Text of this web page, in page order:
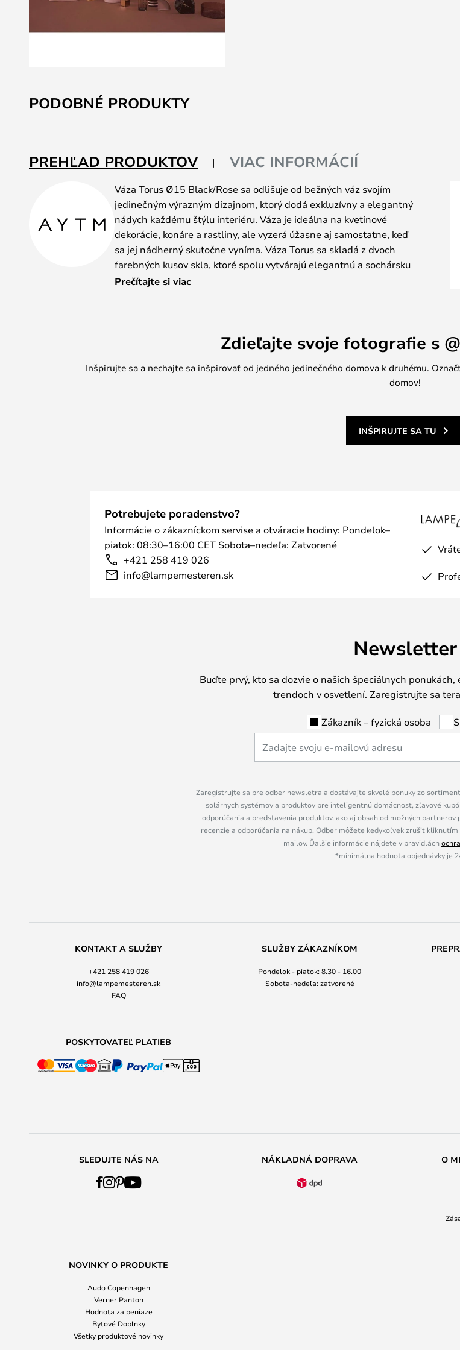
na
začiatok
PODOBNÉ PRODUKTY
PREHĽAD PRODUKTOV VIAC INFORMÁCIÍ
Váza Torus Ø15 Black/Rose sa odlišuje od bežných váz svojím
jedinečným výrazným dizajnom, ktorý dodá exkluzívny a elegantný
nádych každému štýlu interiéru. Váza je ideálna na kvetinové
dekorácie, konáre a rastliny, ale vyzerá úžasne aj samostatne, keď
sa jej nádherný skutočne vyníma. Váza Torus sa skladá z dvoch
farebných kusov skla, ktoré spolu vytvárajú elegantnú a sochársku
vázu, ktorá pozdvihne váš dekor a vzbudí pozornosť a obdiv. Váza
Prečítajte si viac
Zdieľajte svoje fotografie s
Inšpirujte sa a nechajte sa inšpirovať od jedného jedinečného domova k druhému.
domov!
INŠPIRUJTE SA TU
Potrebujete poradenstvo?
Informácie o zákazníckom servise a otváracie hodiny: Pondelok–
piatok: 08:30–16:00 CET Sobota–nedeľa: Zatvorené
+421 258 419 026
info@lampemesteren.sk
Newsletter
Buďte prvý, kto sa dozvie o našich špeciálnych
trendoch v osvetlení. Zaregistrujte sa
Zákazník – fyzická osoba
Zaregistrujte sa pre odber newsletra a dostávajte skvelé ponuky zo
solárnych systémov a produktov pre inteligentnú domácnosť, zľavové
odporúčania a predstavenia produktov, ako aj obsah od možných
recenzie a odporúčania na nákup. Odber môžete kedykoľvek zrušiť
mailov. Ďalšie informácie nájdete v pravidlách
*minimálna hodnota objednávky je
KONTAKT A SLUŽBY
+421 258 419 026
info@lampemesteren.sk
FAQ
SLUŽBY ZÁKAZNÍKOM
Pondelok - piatok: 8.30 - 16.00
Sobota-nedeľa: zatvorené
POSKYTOVATEĽ PLATIEB
SLEDUJTE NÁS NA NÁKLADNÁ DOPRAVA O
NOVINKY O PRODUKTE
Audo Copenhagen
Verner Panton
Hodnota za peniaze
Bytové Doplnky
Všetky produktové novinky